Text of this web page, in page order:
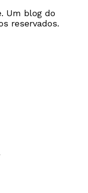
Um blog do
reservados.